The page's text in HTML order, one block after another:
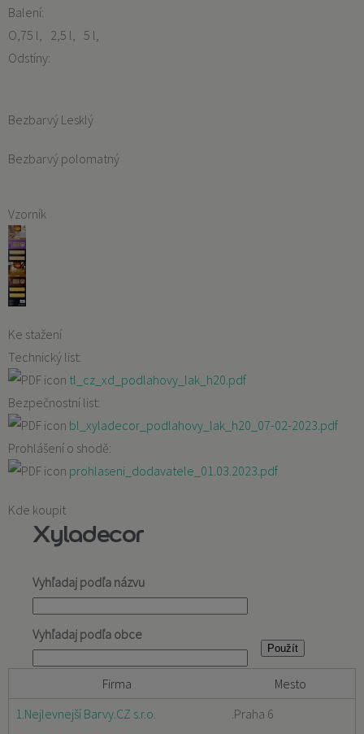
Balení:
O,75 l
2,5 l
5 l
Odstíny:
Bezbarvý Lesklý
Bezbarvý polomatný
Vzorník
Ke stažení
Technický list:
tl_cz_xd_podlahovy_lak_h20.pdf
Bezpečnostní list:
bl_xyladecor_podlahovy_lak_h20_07-02-2023.pdf
Prohlášení o shodě:
prohlaseni_dodavatele_01.03.2023.pdf
Kde koupit
Xyladecor
Vyhľadaj podľa názvu
Vyhľadaj podľa obce
Firma
Mesto
1.Nejlevnejší Barvy.CZ s.r.o.
.Praha 6